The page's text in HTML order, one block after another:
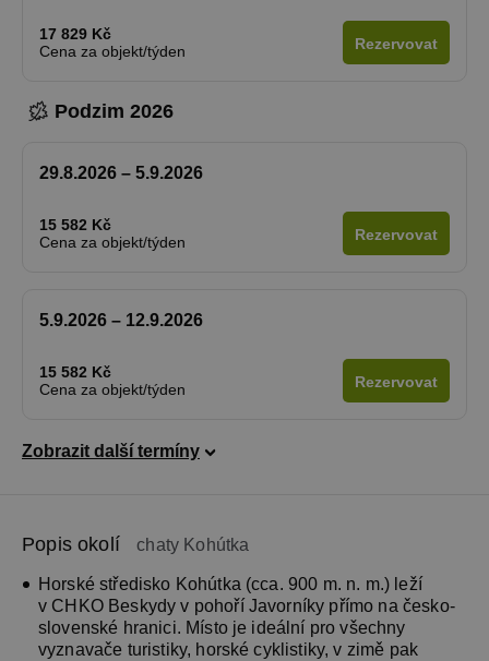
17 829 Kč
Cena za objekt/týden
Rezervovat
Podzim 2026
29.8.2026 – 5.9.2026
15 582 Kč
Cena za objekt/týden
Rezervovat
5.9.2026 – 12.9.2026
15 582 Kč
Cena za objekt/týden
Rezervovat
Zobrazit další termíny
Popis okolí chaty Kohútka
Horské středisko Kohútka (cca. 900 m. n. m.) leží
v CHKO Beskydy v pohoří Javorníky přímo na česko-
slovenské hranici. Místo je ideální pro všechny
vyznavače turistiky, horské cyklistiky, v zimě pak